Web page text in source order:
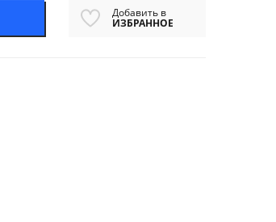
Добавить в
ИЗБРАННОЕ